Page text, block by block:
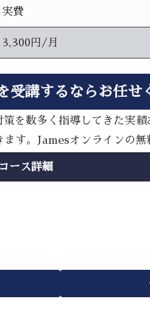
実費
3,300円/月
受講するならお任せ
を数多く指導してきた実
す。Jamesオンラインの無
ース詳細